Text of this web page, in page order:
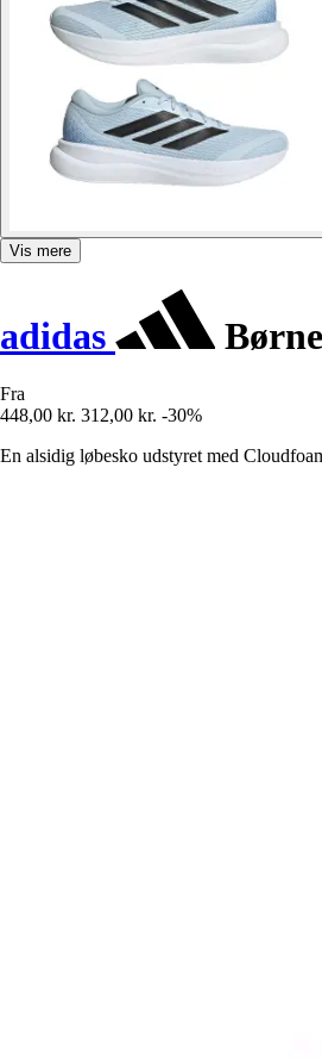
Vis mere
adidas
Fra
448,00 kr. 312,00 kr. -30%
En alsidig løbesko udstyret med